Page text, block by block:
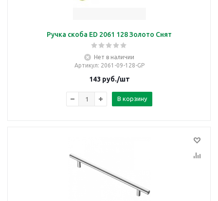
Ручка скоба ED 2061 128 Золото Снят
Нет в наличии
Артикул: 2061-09-128-GP
143 руб./шт
В корзину